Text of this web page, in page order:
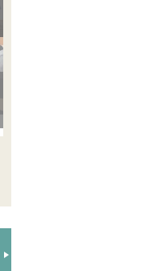
最後の確認をしてか